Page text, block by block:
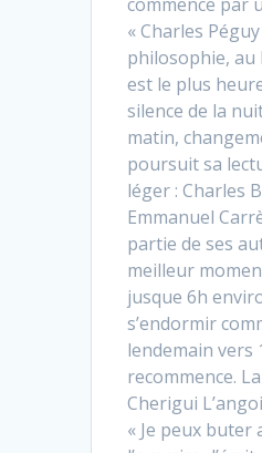
« Charles
philosophie, au
est le plus
silence de la
matin,
poursuit sa
léger : Charles
Emmanuel
partie de ses
meilleur
jusque 6h
s’endormir
lendemain vers
recommence.
Cherigui
« Je peux buter